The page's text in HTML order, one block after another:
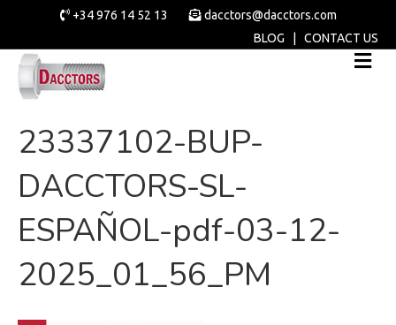
+34 976 14 52 13
dacctors@dacctors.com
BLOG
CONTACT US
23337102-BUP-
DACCTORS-SL-
ESPAÑOL-pdf-03-12-
2025_01_56_PM